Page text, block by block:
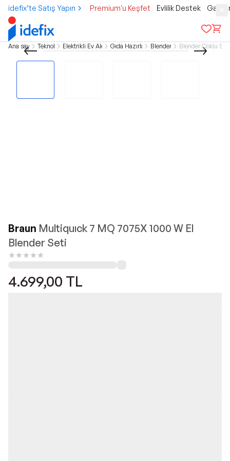
idefix’te Satış Yapın Premium'u Keşfet Evlilik Destek
Ana sayfa Teknoloji Elektrikli Ev AletleriGıda HazırlamaBlenderlar Blender Çoklu
Braun Multiquıck 7 MQ 7075X 1000 W El
Blender Seti
4.699,00 TL